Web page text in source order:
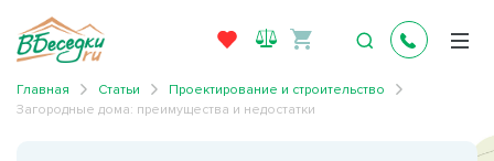
Главная Статьи
Проектирование и строительство
Загородные дома: преимущества и недостатки